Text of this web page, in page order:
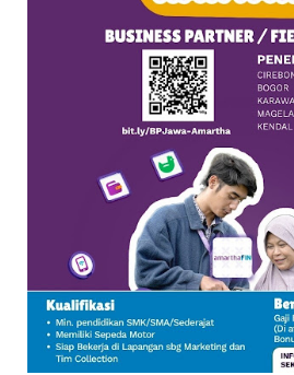
RIWAYAT HIDUP